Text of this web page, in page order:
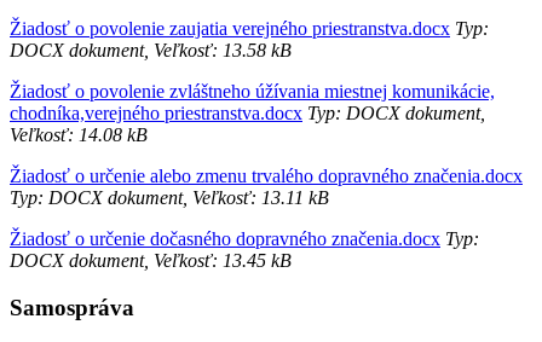
Žiadosť o povolenie zaujatia verejného priestranstva.docx Typ:
DOCX dokument, Veľkosť: 13.58 kB
Žiadosť o povolenie zvláštneho úžívania miestnej komunikácie,
chodníka,verejného priestranstva.docx Typ: DOCX dokument,
Veľkosť: 14.08 kB
Žiadosť o určenie alebo zmenu trvalého dopravného značenia.docx
Typ: DOCX dokument, Veľkosť: 13.11 kB
Žiadosť o určenie dočasného dopravného značenia.docx Typ:
DOCX dokument, Veľkosť: 13.45 kB
Samospráva